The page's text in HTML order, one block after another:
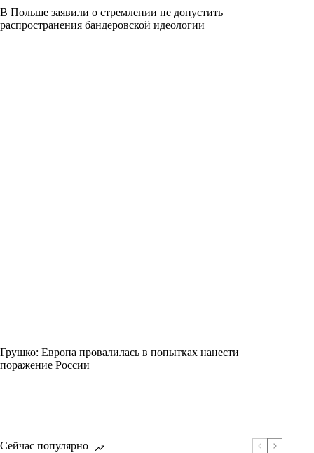
В Польше заявили о стремлении не допустить
распространения бандеровской идеологии
Грушко: Европа провалилась в попытках нанести
поражение России
Сейчас популярно